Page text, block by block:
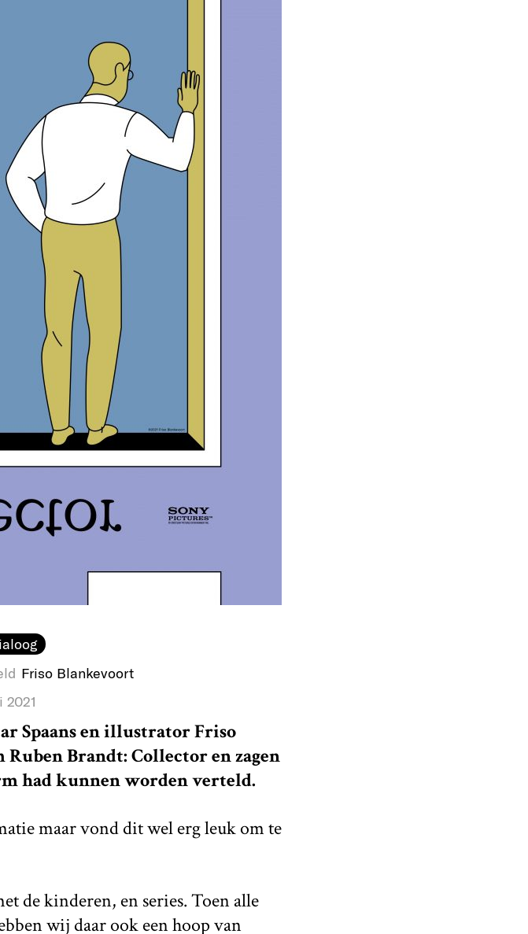
Friso Blankevoort
2021
Spaans en illustrator Friso
Brandt: Collector en zagen
had kunnen worden verteld.
maar vond dit wel erg leuk om te
de kinderen, en series. Toen alle
wij daar ook een hoop van